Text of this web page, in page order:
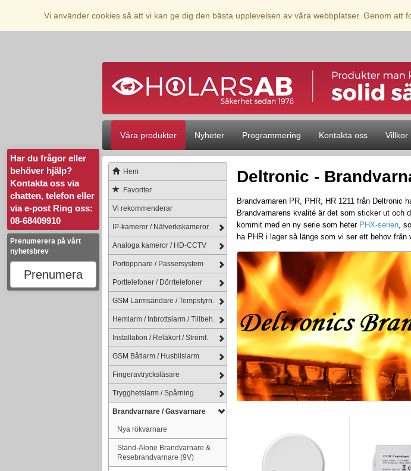
Vi använder cookies så att vi kan ge dig den bästa upplevelsen av våra webbplatser. Genom att
Har du frågor eller
behöver hjälp?
Kontakta oss via
chatten, telefon eller
via e-post Ring oss:
08-68409910
Prenumerera på vårt
nyhetsbrev
Prenumera
Våra produkter Nyheter Programmering Kontakta oss Villkor
Hem
Favoriter
Vi rekommenderar
IP-kameror / Nätverkskameror
Analoga kameror / HD-CCTV
Portöppnare / Passersystem
Porttelefoner / Dörrtelefoner
GSM Larmsändare / Tempstyrn.
Hemlarm / Inbrottslarm / Tillbeh.
Installation / Reläkort / Strömf.
GSM Båtlarm / Husbilslarm
Fingeravtrycksläsare
Trygghetslarm / Spårning
Brandvarnare / Gasvarnare
Nya rökvarnare
Stand-Alone Brandvarnare &
Resebrandvarnare (9V)
Deltronic -
Brandvarnaren PR, PHR, HR 1211 från Deltronic
Brandvarnarens kvalité är det som sticker ut och
kommit med en ny serie som heter PHX-serien,
ha PHR i lager så länge som vi ser ett behov från